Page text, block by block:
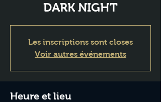
DARK NIGHT
Les inscriptions sont closes
Voir autres événements
Heure et lieu